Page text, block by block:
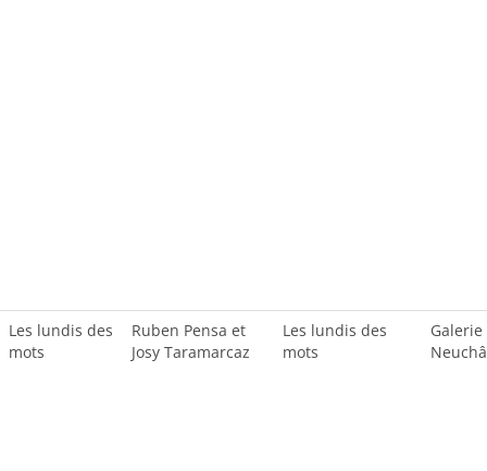
Les lundis des
mots
Ruben Pensa et
Josy Taramarcaz
Les lundis des
mots
Galerie